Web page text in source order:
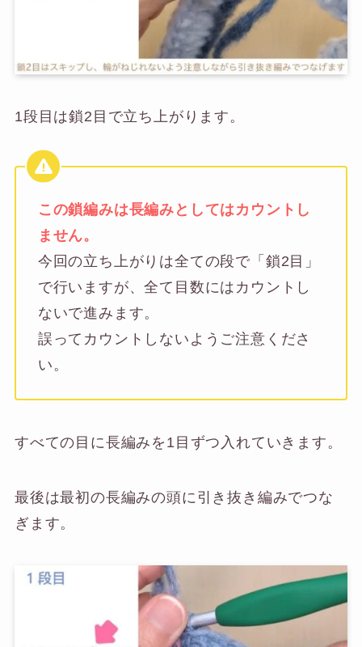
1段目は鎖2目で立ち上がります。
この鎖編みは長編みとしてはカウントし
ません。
今回の立ち上がりは全ての段で「鎖2目」
で行いますが、全て目数にはカウントし
ないで進みます。
誤ってカウントしないようご注意くださ
い。
すべての目に長編みを1目ずつ入れていきます。
最後は最初の長編みの頭に引き抜き編みでつな
ぎます。